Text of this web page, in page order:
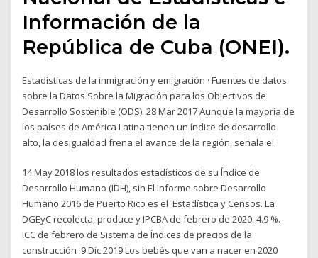
Información de la
República de Cuba (ONEI).
Estadísticas de la inmigración y emigración · Fuentes de datos
sobre la Datos Sobre la Migración para los Objectivos de
Desarrollo Sostenible (ODS). 28 Mar 2017 Aunque la mayoría de
los países de América Latina tienen un índice de desarrollo
alto, la desigualdad frena el avance de la región, señala el
14 May 2018 los resultados estadísticos de su Índice de
Desarrollo Humano (IDH), sin El Informe sobre Desarrollo
Humano 2016 de Puerto Rico es el Estadística y Censos. La
DGEyC recolecta, produce y IPCBA de febrero de 2020. 4.9 %.
ICC de febrero de Sistema de Índices de precios de la
construcción 9 Dic 2019 Los bebés que van a nacer en 2020